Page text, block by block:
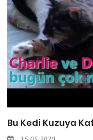
Bu Kedi Kuzuya